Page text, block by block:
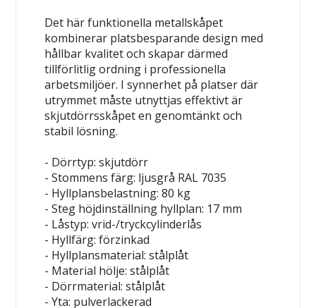
Det här funktionella metallskåpet
kombinerar platsbesparande design med
hållbar kvalitet och skapar därmed
tillförlitlig ordning i professionella
arbetsmiljöer. I synnerhet på platser där
utrymmet måste utnyttjas effektivt är
skjutdörrsskåpet en genomtänkt och
stabil lösning.
- Dörrtyp: skjutdörr
- Stommens färg: ljusgrå RAL 7035
- Hyllplansbelastning: 80 kg
- Steg höjdinställning hyllplan: 17 mm
- Låstyp: vrid-/tryckcylinderlås
- Hyllfärg: förzinkad
- Hyllplansmaterial: stålplåt
- Material hölje: stålplåt
- Dörrmaterial: stålplåt
- Yta: pulverlackerad